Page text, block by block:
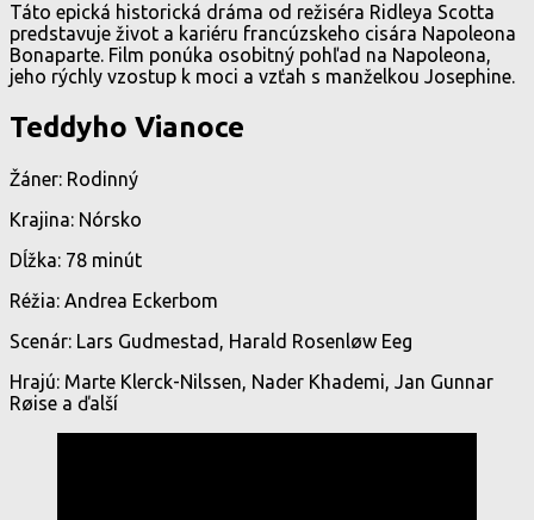
Táto epická historická dráma od režiséra Ridleya Scotta
predstavuje život a kariéru francúzskeho cisára Napoleona
Bonaparte. Film ponúka osobitný pohľad na Napoleona,
jeho rýchly vzostup k moci a vzťah s manželkou Josephine.
Teddyho Vianoce
Žáner: Rodinný
Krajina: Nórsko
Dĺžka: 78 minút
Réžia: Andrea Eckerbom
Scenár: Lars Gudmestad, Harald Rosenløw Eeg
Hrajú: Marte Klerck-Nilssen, Nader Khademi, Jan Gunnar
Røise a ďalší